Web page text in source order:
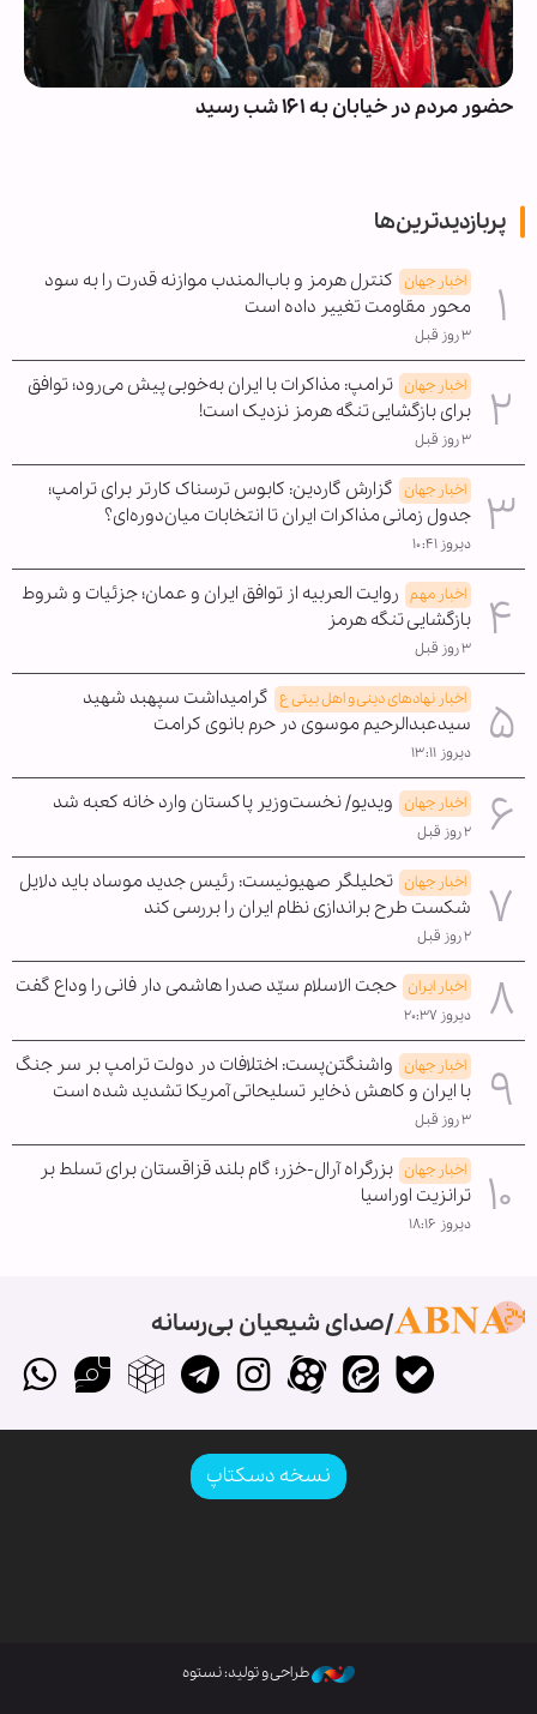
حضور مردم در خیابان به ۱۶۱ شب رسید
پربازدیدترین‌ها
اخبار جهان کنترل هرمز و باب‌المندب موازنه قدرت را به سود
محور مقاومت تغییر داده است
۳ روز قبل
اخبار جهان ترامپ: مذاکرات با ایران به‌خوبی پیش می‌رود؛ توافق
برای بازگشایی تنگه هرمز نزدیک است!
۳ روز قبل
اخبار جهان گزارش گاردین: کابوس ترسناک کارتر برای ترامپ؛
جدول زمانی مذاکرات ایران تا انتخابات میان‌دوره‌ای؟
دیروز ۱۰:۴۱
اخبار مهم روایت العربیه از توافق ایران و عمان؛ جزئیات و شروط
بازگشایی تنگه هرمز
۳ روز قبل
اخبار نهادهای دینی و اهل بیتی ع گرامیداشت سپهبد شهید
سیدعبدالرحیم موسوی در حرم بانوی کرامت
دیروز ۱۳:۱۱
اخبار جهان ویدیو/ نخست‌وزیر پاکستان وارد خانه کعبه شد
۲ روز قبل
اخبار جهان تحلیلگر صهیونیست: رئیس جدید موساد باید دلایل
شکست طرح براندازی نظام ایران را بررسی کند
۲ روز قبل
اخبار ایران حجت الاسلام سیّد صدرا هاشمی دار فانی را وداع گفت
دیروز ۲۰:۳۷
اخبار جهان واشنگتن‌پست: اختلافات در دولت ترامپ بر سر جنگ
با ایران و کاهش ذخایر تسلیحاتی آمریکا تشدید شده است
۳ روز قبل
اخبار جهان بزرگراه آرال-خزر؛ گام بلند قزاقستان برای تسلط بر
ترانزیت اوراسیا
دیروز ۱۸:۱۶
صدای شیعیان بی‌رسانه
نسخه دسکتاپ
طراحی و تولید: نستوه